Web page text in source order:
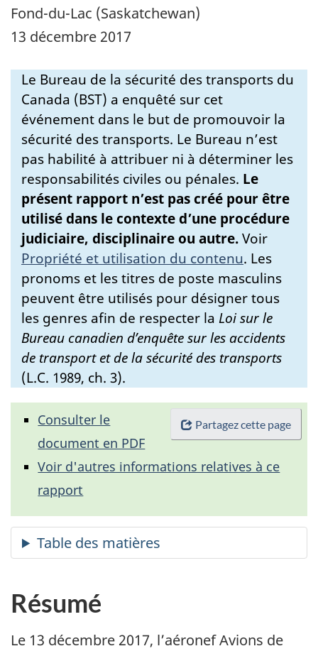
Fond-du-Lac (Saskatchewan)
13 décembre 2017
Le Bureau de la sécurité des transports du
Canada (BST) a enquêté sur cet
événement dans le but de promouvoir la
sécurité des transports. Le Bureau n’est
pas habilité à attribuer ni à déterminer les
responsabilités civiles ou pénales. Le
présent rapport n’est pas créé pour être
utilisé dans le contexte d’une procédure
judiciaire, disciplinaire ou autre.Voir
Propriété et utilisation du contenu. Les
pronoms et les titres de poste masculins
peuvent être utilisés pour désigner tous
les genres afin de respecter la Loi sur le
Bureau canadien d’enquête sur les accidents
de transport et de la sécurité des transports
(L.C. 1989, ch. 3).
Partagez cette page
Consulter le
document en PDF
Voir d'autres informations relatives à ce
rapport
Résumé
Le 13 décembre 2017, l’aéronef Avions de